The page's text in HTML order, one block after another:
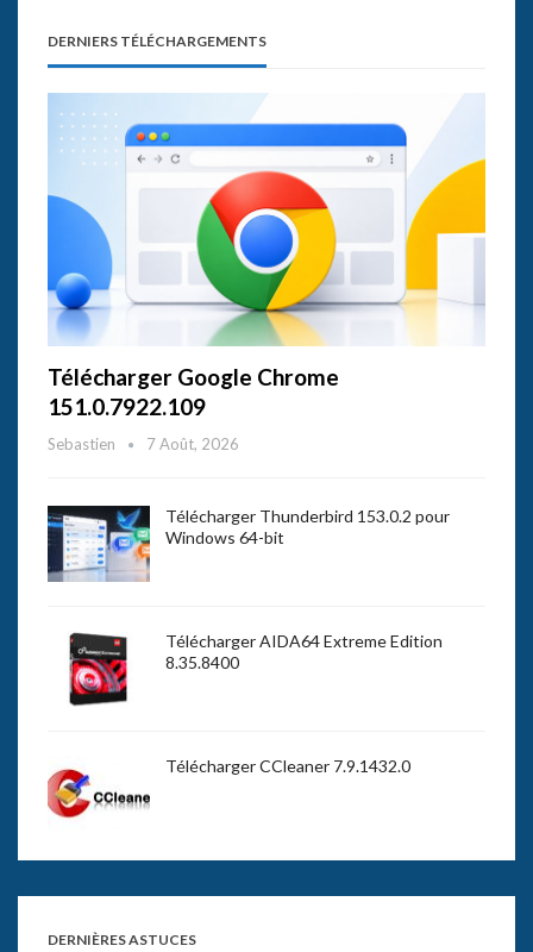
DERNIERS TÉLÉCHARGEMENTS
Télécharger Google Chrome
151.0.7922.109
Sebastien 7 Août, 2026
Télécharger Thunderbird 153.0.2 pour
Windows 64-bit
Télécharger AIDA64 Extreme Edition
8.35.8400
Télécharger CCleaner 7.9.1432.0
DERNIÈRES ASTUCES